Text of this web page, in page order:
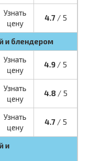
Узнать
цену
4.7 / 5
и блендером
Узнать
цену
4.9 / 5
Узнать
цену
4.8 / 5
Узнать
цену
4.7 / 5
и